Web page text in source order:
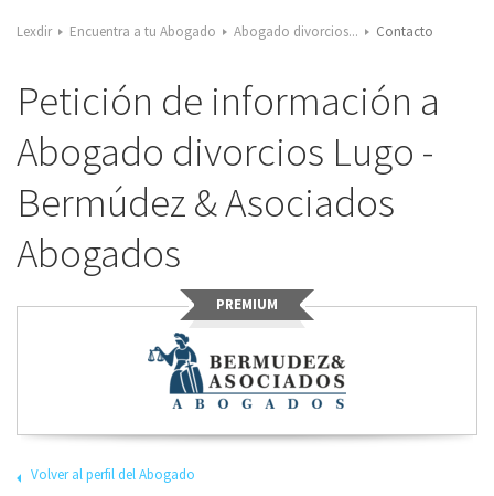
Lexdir Encuentra a tu Abogado Abogado divorcios... Contacto
Petición de información a
Abogado divorcios Lugo -
Bermúdez & Asociados
Abogados
PREMIUM
Volver al perfil del Abogado